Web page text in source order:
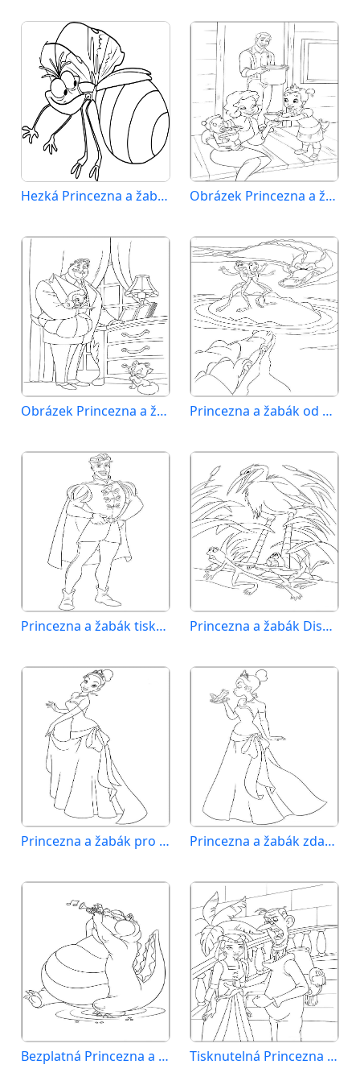
Hezká Princezna a žabák Obrázek Princezna a žabák zdarma
Obrázek Princezna a žabák Princezna a žabák od Disney
Princezna a žabák tisknutelná Princezna a žabák Disney
Princezna a žabák pro děti Princezna a žabák zdarma
Bezplatná Princezna a žabák Tisknutelná Princezna a žabák pro děti